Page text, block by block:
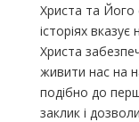
Христа та Його
історіях вказує
Христа
живити нас на
подібно до
заклик і